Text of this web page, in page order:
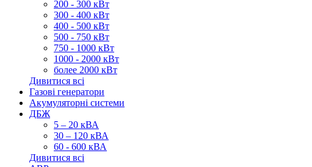
200 - 300 кВт
300 - 400 кВт
400 - 500 кВт
500 - 750 кВт
750 - 1000 кВт
1000 - 2000 кВт
более 2000 кВт
Дивитися всі
Газові генератори
Акумуляторні системи
ДБЖ
5 – 20 кВА
30 – 120 кВА
60 - 600 кВА
Дивитися всі